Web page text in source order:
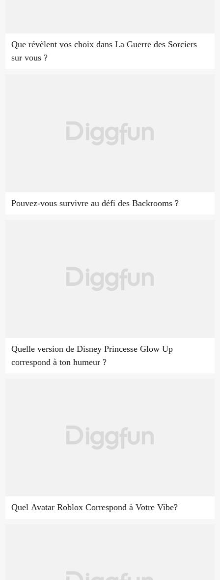
Que révèlent vos choix dans La Guerre des Sorciers
sur vous ?
Pouvez-vous survivre au défi des Backrooms ?
Quelle version de Disney Princesse Glow Up
correspond à ton humeur ?
Quel Avatar Roblox Correspond à Votre Vibe?